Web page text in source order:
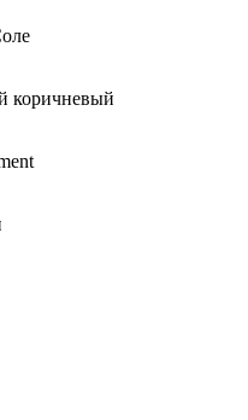
коричневый